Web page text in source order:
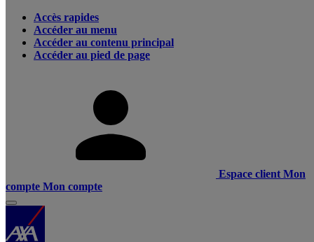
Accès rapides
Accéder au menu
Accéder au contenu principal
Accéder au pied de page
Espace client Mon
compte Mon compte